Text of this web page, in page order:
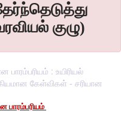
குழு)
: உயிரியல்
கேள்விகள் - சரியான